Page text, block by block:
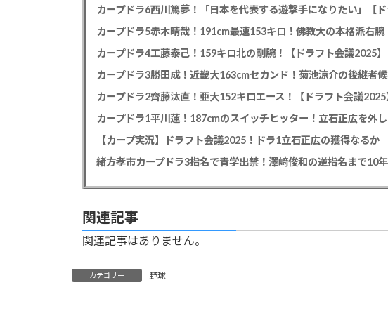
カープドラ6西川篤夢！「日本を代表する遊撃手になりたい」【ド
カープドラ5赤木晴哉！191cm最速153キロ！佛教大の本格派右腕
カープドラ4工藤泰己！159キロ北の剛腕！【ドラフト会議2025】
カープドラ3勝田成！近畿大163cmセカンド！菊池涼介の後継者
カープドラ2齊藤汰直！亜大152キロエース！【ドラフト会議2025
【カープ実況】ドラフト会議2025！ドラ1立石正広の獲得なるか
緒方孝市カープドラ3指名で青学出禁！澤﨑俊和の逆指名まで10
関連記事
関連記事はありません。
カテゴリー 野球